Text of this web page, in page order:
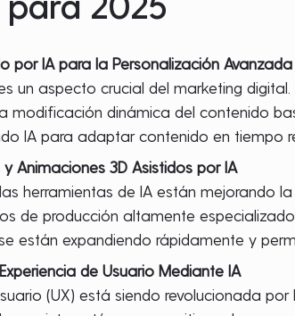
por IA para la Personalización Avanzada
un aspecto crucial del marketing
modificación dinámica del contenido
IA para adaptar contenido en tiempo
Animaciones 3D Asistidos por IA
herramientas de IA están mejorando
de producción altamente
están expandiendo rápidamente y
de Usuario Mediante IA
(UX) está siendo revolucionada